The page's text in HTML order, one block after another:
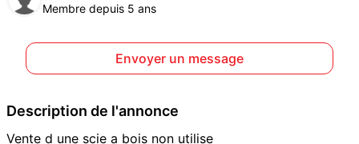
Membre depuis 5 ans
Envoyer un message
Description de l'annonce
Vente d une scie a bois non utilise